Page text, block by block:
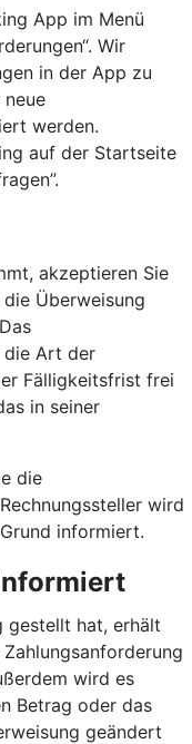
App im Menü
Wir
in der App zu
werden.
auf der Startseite
akzeptieren Sie
Überweisung
die Art der
Fälligkeitsfrist frei
in seiner
die
wird
informiert.
gestellt hat, erhält
wird es
Betrag oder das
geändert